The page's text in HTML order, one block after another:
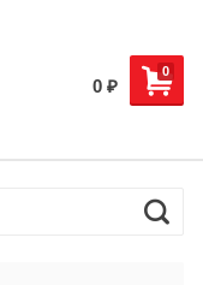
0
0 ₽